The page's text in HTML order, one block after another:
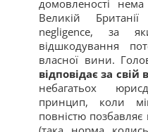
домовленості
Великій
negligence, за
відшкодування
власної вини.
відповідає за
небагатьох
принцип, коли
повністю